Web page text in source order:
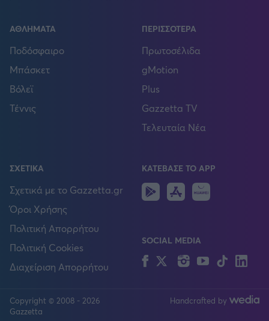
ΑΘΛΗΜΑΤΑ
Ποδόσφαιρο
Μπάσκετ
Βόλεϊ
Τέννις
ΠΕΡΙΣΣΟΤΕΡΑ
Πρωτοσέλιδα
gMotion
Plus
Gazzetta TV
Τελευταία Νέα
ΣΧΕΤΙΚΑ
Σχετικά με το Gazzetta.gr
Όροι Χρήσης
Πολιτική Απορρήτου
Πολιτική Cookies
Διαχείριση Απορρήτου
ΚΑΤΕΒΑΣΕ ΤΟ APP
Android
IOS
SOCIAL MEDIA
FacebookTwitterInstagram
YouTubeTikTok
Copyright © 2008 - 2026
Gazzetta
Handcrafted by